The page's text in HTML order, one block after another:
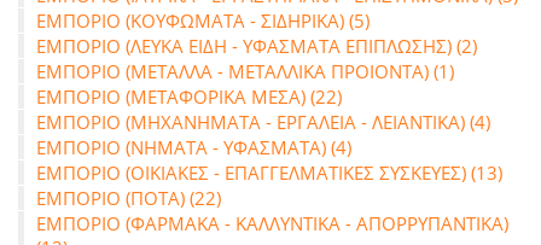
ΕΜΠΟΡΙΟ (ΚΟΥΦΩΜΑΤΑ - ΣΙΔΗΡΙΚΑ) (5)
ΕΜΠΟΡΙΟ (ΛΕΥΚΑ ΕΙΔΗ - ΥΦΑΣΜΑΤΑ ΕΠΙΠΛΩΣΗΣ) (2)
ΕΜΠΟΡΙΟ (ΜΕΤΑΛΛΑ - ΜΕΤΑΛΛΙΚΑ ΠΡΟΙΟΝΤΑ) (1)
ΕΜΠΟΡΙΟ (ΜΕΤΑΦΟΡΙΚΑ ΜΕΣΑ) (22)
ΕΜΠΟΡΙΟ (ΜΗΧΑΝΗΜΑΤΑ - ΕΡΓΑΛΕΙΑ - ΛΕΙΑΝΤΙΚΑ) (4)
ΕΜΠΟΡΙΟ (ΝΗΜΑΤΑ - ΥΦΑΣΜΑΤΑ) (4)
ΕΜΠΟΡΙΟ (ΟΙΚΙΑΚΕΣ - ΕΠΑΓΓΕΛΜΑΤΙΚΕΣ ΣΥΣΚΕΥΕΣ) (13)
ΕΜΠΟΡΙΟ (ΠΟΤΑ) (22)
ΕΜΠΟΡΙΟ (ΦΑΡΜΑΚΑ - ΚΑΛΛΥΝΤΙΚΑ - ΑΠΟΡΡΥΠΑΝΤΙΚΑ)